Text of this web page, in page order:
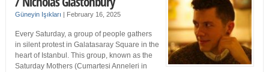
Güneyin Işıkları | February 16, 2025
Every Saturday, a group of people gathers
in silent protest in Galatasaray Square in the
heart of Istanbul. This group, known as the
Saturday Mothers (Cumartesi Anneleri in